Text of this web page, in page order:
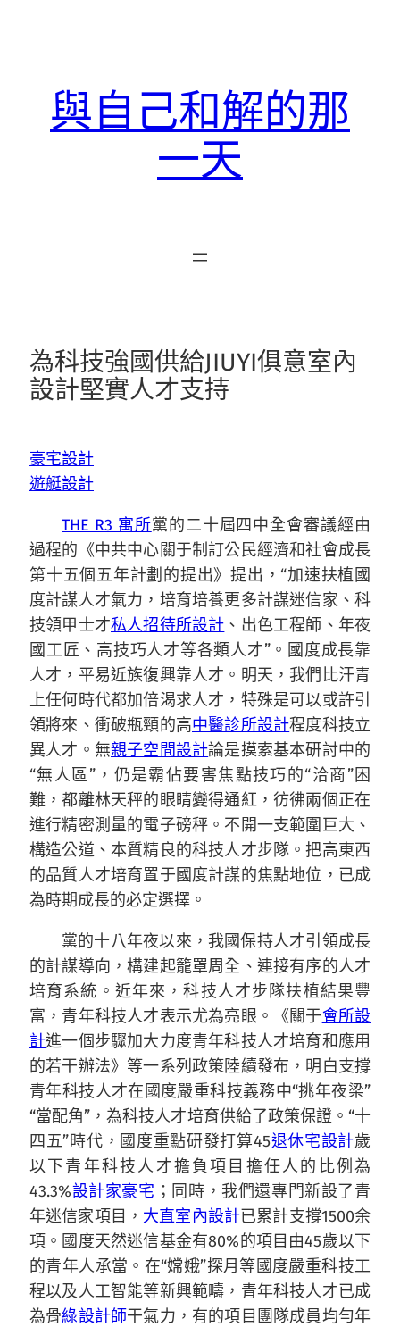
與自己和解的那
一天
為科技強國供給JIUYI俱意室內
設計堅實人才支持
豪宅設計
遊艇設計
THE R3 寓所黨的二十屆四中全會審議經由
過程的《中共中心關于制訂公民經濟和社會成長
第十五個五年計劃的提出》提出，“加速扶植國
度計謀人才氣力，培育培養更多計謀迷信家、科
技領甲士才私人招待所設計 、出色工程師、年夜
國工匠、高技巧人才等各類人才”。國度成長靠
人才，平易近族復興靠人才。明天，我們比汗青
上任何時代都加倍渴求人才，特殊是可以或許引
領將來、衝破瓶頸的高中醫診所設計程度科技立
異人才。無親子空間設計論是摸索基本研討中的
“無人區”，仍是霸佔要害焦點技巧的“洽商”困
難，都離林天秤的眼睛變得通紅，彷彿兩個正在
進行精密測量的電子磅秤。不開一支範圍巨大、
構造公道、本質精良的科技人才步隊。把高東西
的品質人才培育置于國度計謀的焦點地位，已成
為時期成長的必定選擇。
黨的十八年夜以來，我國保持人才引領成長
的計謀導向，構建起籠罩周全、連接有序的人才
培育系統。近年來，科技人才步隊扶植結果豐
富，青年科技人才表示尤為亮眼。《關于會所設
計進一個步驟加大力度青年科技人才培育和應用
的若干辦法》等一系列政策陸續發布，明白支撐
青年科技人才在國度嚴重科技義務中“挑年夜梁”
“當配角”，為科技人才培育供給了政策保證。“十
四五”時代，國度重點研發打算45退休宅設計歲
以下青年科技人才擔負項目擔任人的比例為
43.3%設計家豪宅 ；同時，我們還專門新設了青
年迷信家項目， 大直室內設計已累計支撐1500余
項。國度天然迷信基金有80%的項目由45歲以下
的青年人承當。在“嫦娥”探月等國度嚴重科技工
程以及人工智能等新興範疇，青年科技人才已成
為骨綠設計師干氣力，有的項目團隊成員均勻年